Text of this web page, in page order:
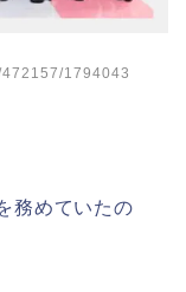
1794043
務めていたの